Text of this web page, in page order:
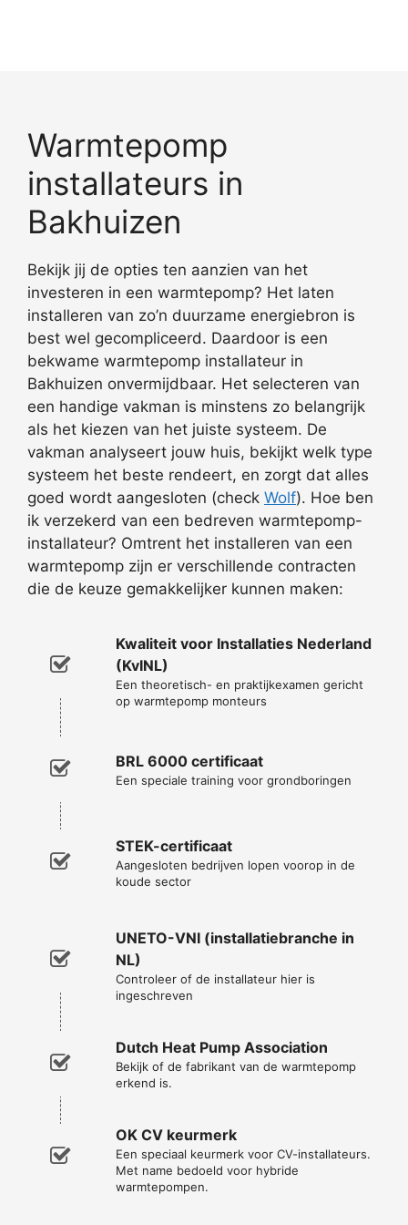
Warmtepomp
installateurs in
Bakhuizen
Bekijk jij de opties ten aanzien van het
investeren in een warmtepomp? Het laten
installeren van zo’n duurzame energiebron is
best wel gecompliceerd. Daardoor is een
bekwame warmtepomp installateur in
Bakhuizen onvermijdbaar. Het selecteren van
een handige vakman is minstens zo belangrijk
als het kiezen van het juiste systeem. De
vakman analyseert jouw huis, bekijkt welk type
systeem het beste rendeert, en zorgt dat alles
goed wordt aangesloten (check Wolf). Hoe ben
ik verzekerd van een bedreven warmtepomp-
installateur? Omtrent het installeren van een
warmtepomp zijn er verschillende contracten
die de keuze gemakkelijker kunnen maken:
Kwaliteit voor Installaties Nederland
(KvINL)
Een theoretisch- en praktijkexamen gericht
op warmtepomp monteurs
BRL 6000 certificaat
Een speciale training voor grondboringen
STEK-certificaat
Aangesloten bedrijven lopen voorop in de
koude sector
UNETO-VNI (installatiebranche in
NL)
Controleer of de installateur hier is
ingeschreven
Dutch Heat Pump Association
Bekijk of de fabrikant van de warmtepomp
erkend is.
OK CV keurmerk
Een speciaal keurmerk voor CV-installateurs.
Met name bedoeld voor hybride
warmtepompen.